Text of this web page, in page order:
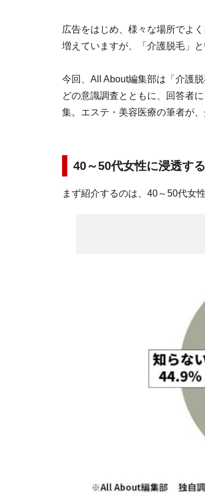
広告をはじめ、様々な場所でよ
増えていますが、「介護脱毛」
今回、All About編集部は「介護
どの意識調査とともに、回答者
集。エステ・美容医療の筆者が
40～50代女性に浸透す
まず紹介するのは、40～50代女